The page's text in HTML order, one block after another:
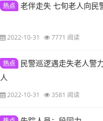
热点 老伴走失 七旬老人向民
2022-10-31 7771 阅读
热点
民警巡逻遇走失老人警
人
2022-10-31 3581 阅读